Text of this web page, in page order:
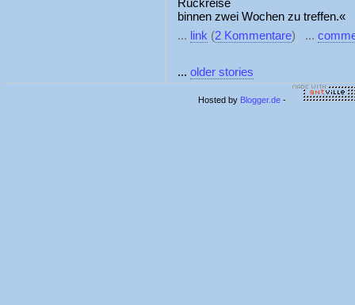
Rückreise
binnen zwei Wochen zu treffen.«
... link (2 Kommentare) ...
... older stories
Hosted by Blogger.de -